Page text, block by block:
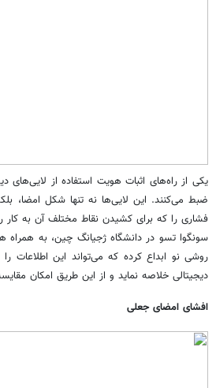
یکی از راه‌های اثبات هویت استفاده از لایی‌های
ضبط می‌کنند. این لایی‌ها نه تنها شکل امضا،
فشاری را که برای کشیدن نقاط مختلف آن به کار
سونگوا تسو در دانشگاه ژجیانگ چین، به همراه
روشی نو ابداع کرده‌ که می‌تواند این
دیجیتالی خلاصه نماید و از این طریق امکان
افشای امضای جعلی